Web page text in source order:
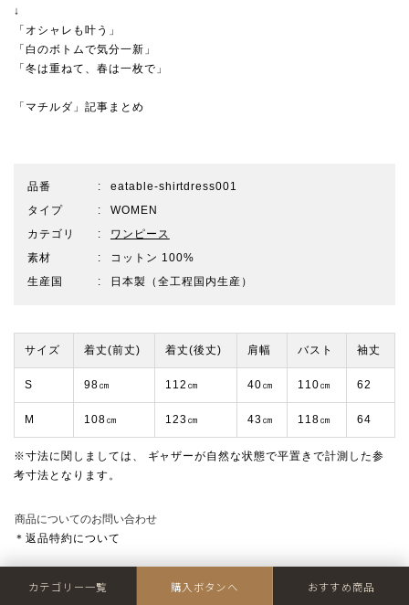
↓
「オシャレも叶う」
「白のボトムで気分一新」
「冬は重ねて、春は一枚で」
「マチルダ」記事まとめ
品番
eatable-shirtdress001
タイプ
WOMEN
カテゴリ
ワンピース
素材
コットン 100%
生産国
日本製（全工程国内生産）
サイズ 着丈(前丈) 着丈(後丈) 肩幅 バスト 袖丈
S 98㎝ 112㎝ 40㎝ 110㎝ 62
M 108㎝ 123㎝ 43㎝ 118㎝ 64
※寸法に関しましては、 ギャザーが自然な状態で平置きで計測した参
考寸法となります。
商品についてのお問い合わせ
＊返品特約について
価格は予告なく変更する場合がございます
カテゴリー一覧 購入ボタンへ おすすめ商品